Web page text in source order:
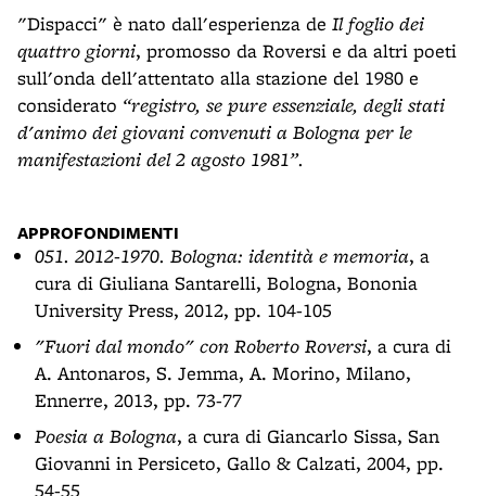
"Dispacci" è nato dall'esperienza de Il foglio dei
quattro giorni, promosso da Roversi e da altri poeti
sull'onda dell'attentato alla stazione del 1980 e
considerato “registro, se pure essenziale, degli stati
d'animo dei giovani convenuti a Bologna per le
manifestazioni del 2 agosto 1981”.
APPROFONDIMENTI
051. 2012-1970. Bologna: identità e memoria, a
cura di Giuliana Santarelli, Bologna, Bononia
University Press, 2012, pp. 104-105
"Fuori dal mondo" con Roberto Roversi, a cura di
A. Antonaros, S. Jemma, A. Morino, Milano,
Ennerre, 2013, pp. 73-77
Poesia a Bologna, a cura di Giancarlo Sissa, San
Giovanni in Persiceto, Gallo & Calzati, 2004, pp.
54-55